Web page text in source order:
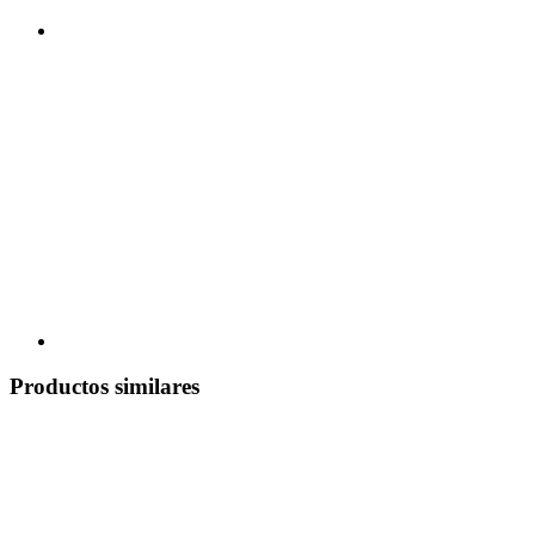
Productos similares